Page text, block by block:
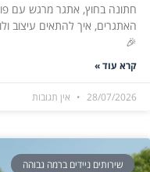
חתונה בחוץ, אתגר מרגש עם
האתגרים, איך להתאים עיצוב
🎉
קרא עוד »
28/07/2026 אין תגובות
שירותים ניידים ברמה גבוהה